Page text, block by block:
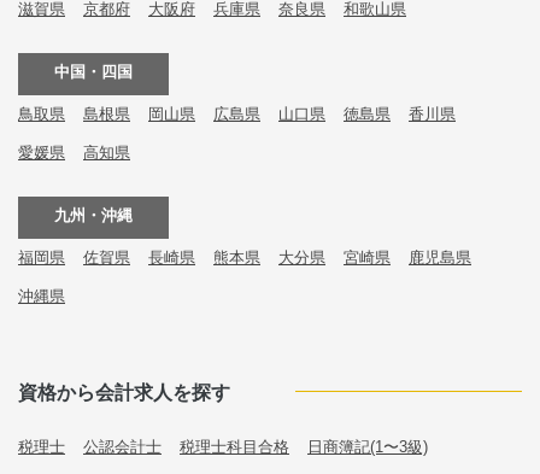
滋賀県 京都府 大阪府 兵庫県 奈良県 和歌山県
中国・四国
鳥取県 島根県 岡山県 広島県 山口県 徳島県 香川県
愛媛県 高知県
九州・沖縄
福岡県 佐賀県 長崎県 熊本県 大分県 宮崎県 鹿児島県
沖縄県
資格から会計求人を探す
税理士 公認会計士 税理士科目合格 日商簿記(1〜3級)